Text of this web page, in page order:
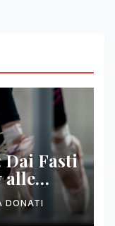
Dai Fasti
alle
DONATI